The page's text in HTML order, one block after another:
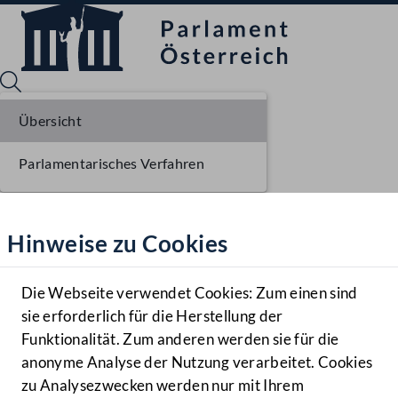
Hilfe
Benutzer
Navigationsmenü öffnen
MENÜ
Hinweise zu Cookies
Die Webseite verwendet Cookies: Zum einen sind
sie erforderlich für die Herstellung der
Funktionalität. Zum anderen werden sie für die
anonyme Analyse der Nutzung verarbeitet. Cookies
zu Analysezwecken werden nur mit Ihrem
Übersicht
Parlamentarisches Verfahren